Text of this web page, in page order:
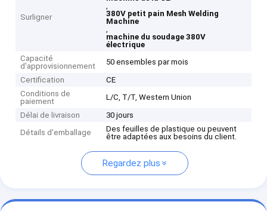
Surligner
,
380V petit pain Mesh Welding
Machine
,
machine du soudage 380V
électrique
Capacité
d'approvisionnement
50 ensembles par mois
Certification
CE
Conditions de
paiement
L/C, T/T, Western Union
Délai de livraison
30 jours
Détails d'emballage
Des feuilles de plastique ou peuvent
être adaptées aux besoins du client.
Regardez plus